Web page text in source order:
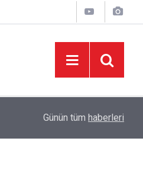
İklim Dirençli Tarım İçin Güç Birliği
Günün tüm haberleri